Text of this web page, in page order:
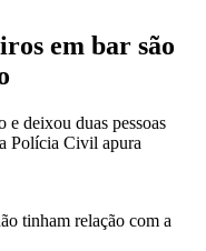
em bar são
deixou duas pessoas
Polícia Civil apura
tinham relação com a